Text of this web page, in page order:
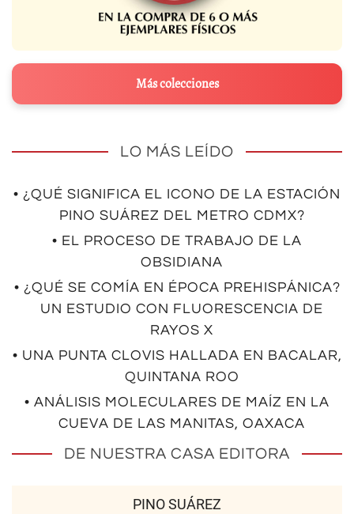
Más colecciones
LO MÁS LEÍDO
• ¿QUÉ SIGNIFICA EL ICONO DE LA ESTACIÓN
PINO SUÁREZ DEL METRO CDMX?
• EL PROCESO DE TRABAJO DE LA
OBSIDIANA
• ¿QUÉ SE COMÍA EN ÉPOCA PREHISPÁNICA?
UN ESTUDIO CON FLUORESCENCIA DE
RAYOS X
• UNA PUNTA CLOVIS HALLADA EN BACALAR,
QUINTANA ROO
• ANÁLISIS MOLECULARES DE MAÍZ EN LA
CUEVA DE LAS MANITAS, OAXACA
DE NUESTRA CASA EDITORA
PINO SUÁREZ